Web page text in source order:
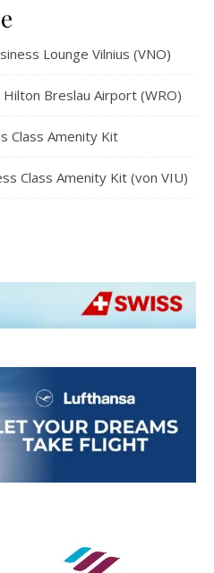
Lounge Vilnius (VNO)
Breslau Airport (WRO)
Class Amenity Kit
Class Amenity Kit (von VIU)